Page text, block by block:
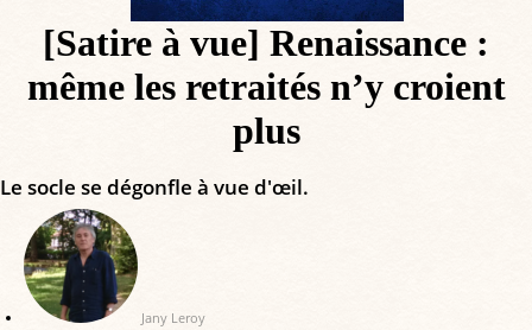
[Satire à vue] Renaissance :
même les retraités n’y croient
plus
Le socle se dégonfle à vue d'œil.
Jany Leroy